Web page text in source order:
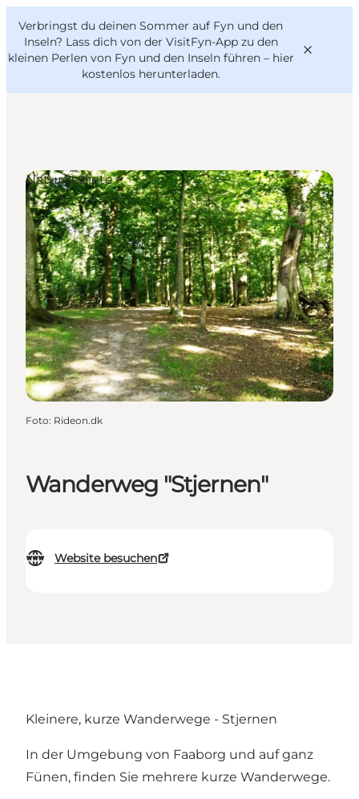
Verbringst du deinen Sommer auf Fyn und den
Inseln? Lass dich von der VisitFyn-App zu den
kleinen Perlen von Fyn und den Inseln führen – hier
kostenlos herunterladen.
Reise Ideen
Outdoor & bike
Essen & trinken
Übernachtung
VisitFyn
Deutsch
Wanderweg "Stjernen"
Website besuchen
Naturgebiete
Foto: Rideon.dk
Kleinere, kurze Wanderwege - Stjernen
In der Umgebung von Faaborg und auf ganz
Fünen, finden Sie mehrere kurze Wanderwege.